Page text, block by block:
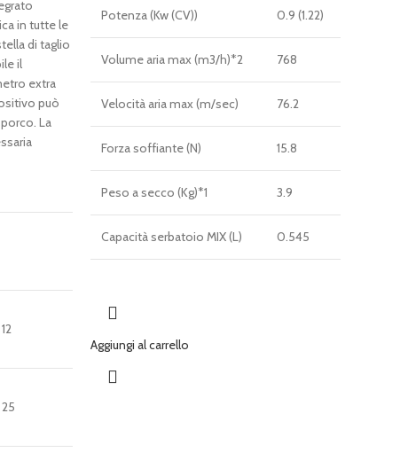
in tutte le
di taglio
il
extra
può
La
Potenza (Kw (CV)) 0.9 (1.22)
Volume aria max (m3/h)*2 768
Velocità aria max (m/sec) 76.2
Forza soffiante (N) 15.8
Peso a secco (Kg)*1 3.9
Capacità serbatoio MIX (L) 0.545
Aggiungi al carrello